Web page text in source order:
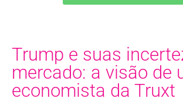
Trump e suas
mercado: a visão de
economista da Truxt